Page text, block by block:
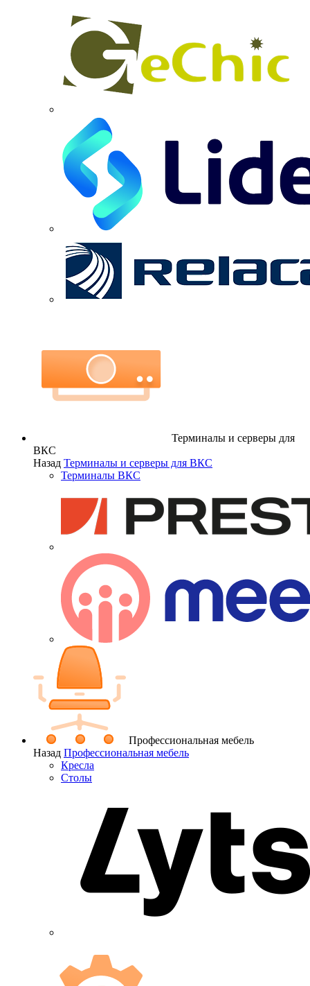
Терминалы и серверы для
ВКС
Назад Терминалы и серверы для ВКС
Терминалы ВКС
Профессиональная мебель
Назад Профессиональная мебель
Кресла
Столы